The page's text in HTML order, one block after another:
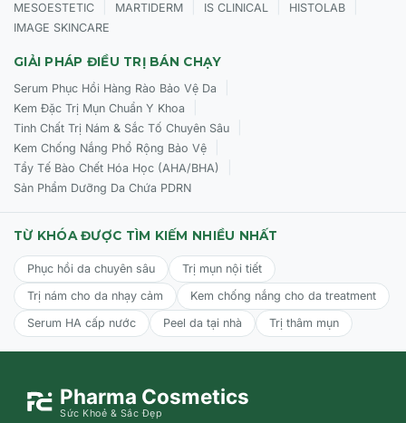
MESOESTETIC MARTIDERM IS CLINICAL HISTOLAB
IMAGE SKINCARE
GIẢI PHÁP ĐIỀU TRỊ BÁN CHẠY
Serum Phục Hồi Hàng Rào Bảo Vệ Da
Kem Đặc Trị Mụn Chuẩn Y Khoa
Tinh Chất Trị Nám & Sắc Tố Chuyên Sâu
Kem Chống Nắng Phổ Rộng Bảo Vệ
Tẩy Tế Bào Chết Hóa Học (AHA/BHA)
Sản Phẩm Dưỡng Da Chứa PDRN
TỪ KHÓA ĐƯỢC TÌM KIẾM NHIỀU NHẤT
Phục hồi da chuyên sâu
Trị mụn nội tiết
Trị nám cho da nhạy cảm
Kem chống nắng cho da treatment
Serum HA cấp nước
Peel da tại nhà Trị thâm mụn
Pharma Cosmetics
Sức Khoẻ & Sắc Đẹp